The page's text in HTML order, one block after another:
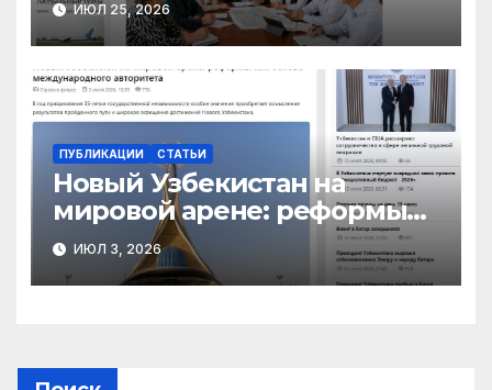
ИЮЛ 25, 2026
ПУБЛИКАЦИИ СТАТЬИ
Новый Узбекистан на
мировой арене: реформы
как основа
международного
авторитета
ИЮЛ 3, 2026